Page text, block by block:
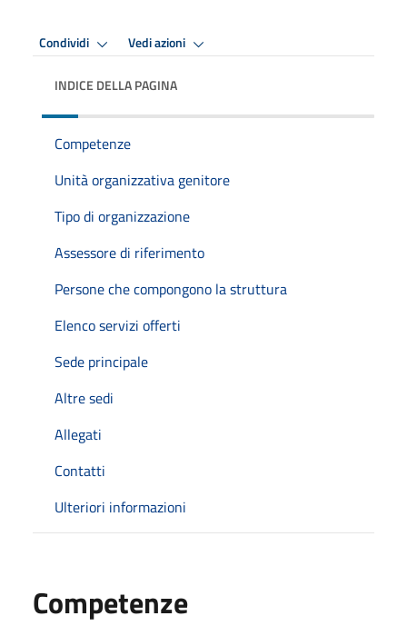
Condividi Vedi azioni
INDICE DELLA PAGINA
Competenze
Unità organizzativa genitore
Tipo di organizzazione
Assessore di riferimento
Persone che compongono la struttura
Elenco servizi offerti
Sede principale
Altre sedi
Allegati
Contatti
Ulteriori informazioni
Competenze